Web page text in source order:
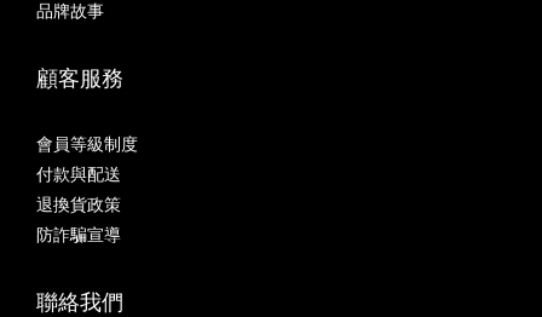
品牌故事
顧客服務
會員等級制度
付款與配送
退換貨政策
防詐騙宣導
聯絡我們